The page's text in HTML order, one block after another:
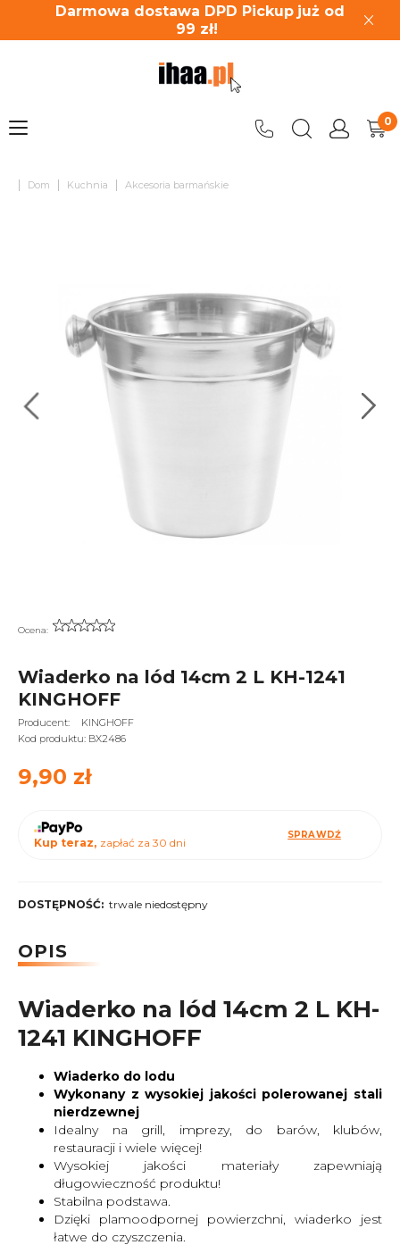
Darmowa dostawa DPD Pickup już od
99 zł!
| Dom | Kuchnia | Akcesoria barmańskie
Ocena:
Wiaderko na lód 14cm 2 L KH-1241
KINGHOFF
Producent:
KINGHOFF
Kod produktu: BX2486
9,90 zł
Kup teraz, zapłać za 30 dni
SPRAWDŹ
DOSTĘPNOŚĆ: trwale niedostępny
OPIS
Wiaderko na lód 14cm 2 L KH-
1241 KINGHOFF
Wiaderko do lodu
Wykonany z wysokiej jakości polerowanej stali
nierdzewnej
Idealny na grill, imprezy, do barów, klubów,
restauracji i wiele więcej!
Wysokiej jakości materiały zapewniają
długowieczność produktu!
Stabilna podstawa.
Dzięki plamoodpornej powierzchni, wiaderko jest
łatwe do czyszczenia.